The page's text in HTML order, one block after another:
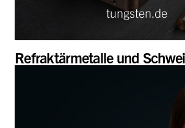
tungsten.de
Refraktärmetalle und